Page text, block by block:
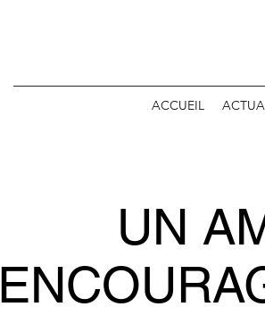
ACCUEIL
UN